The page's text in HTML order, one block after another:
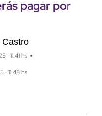
pagar por
Castro
· 11:41 hs
11:48 hs